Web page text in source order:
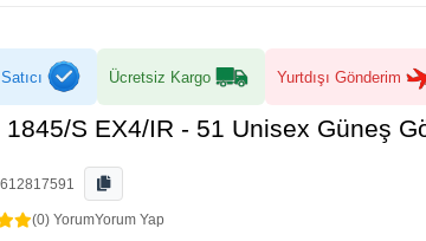
Ücretsiz Kargo Yurtdışı Gönderim
1845/S EX4/IR - 51 Unisex Güneş
612817591
(0) YorumYorum Yap